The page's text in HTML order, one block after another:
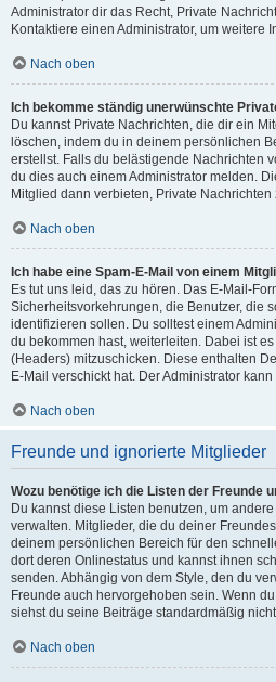
Administrator dir das Recht, Private
Kontaktiere einen Administrator, um weitere
Nach oben
Ich bekomme ständig unerwünschte
Du kannst Private Nachrichten, die dir ein
löschen, indem du in deinem persönlichen
erstellst. Falls du belästigende Nachrichten
du dies auch einem Administrator melden.
Mitglied dann verbieten, Private Nachrichten
Nach oben
Ich habe eine Spam-E-Mail von einem
Es tut uns leid, das zu hören. Das E-Mail-
Sicherheitsvorkehrungen, die Benutzer, die
identifizieren sollen. Du solltest einem
du bekommen hast, weiterleiten. Dabei ist
(Headers) mitzuschicken. Diese enthalten
E-Mail verschickt hat. Der Administrator
Nach oben
Freunde und ignorierte Mitglieder
Wozu benötige ich die Listen der Freunde
Du kannst diese Listen benutzen, um
verwalten. Mitglieder, die du deiner
deinem persönlichen Bereich für den
dort deren Onlinestatus und kannst ihnen
senden. Abhängig von dem Style, den du
Freunde auch hervorgehoben sein. Wenn
siehst du seine Beiträge standardmäßig
Nach oben